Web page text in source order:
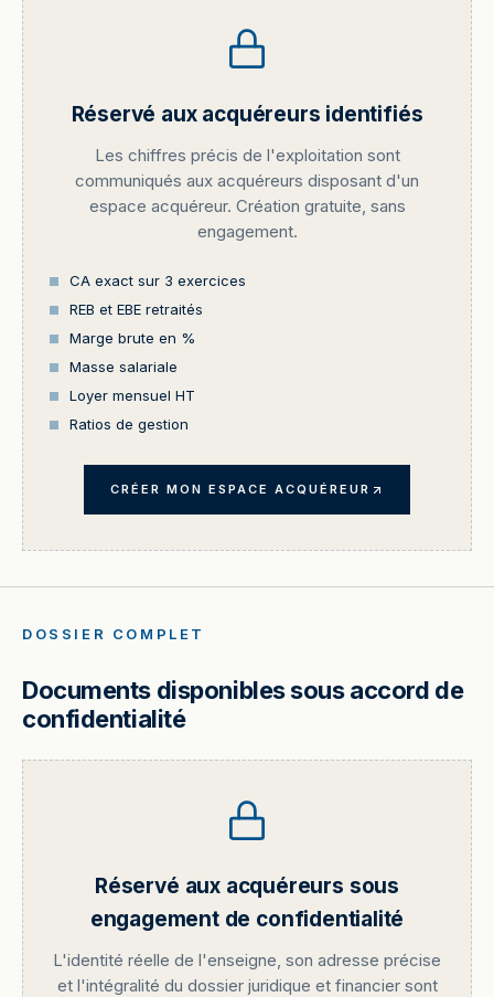
Réservé aux acquéreurs identifiés
Les chiffres précis de l'exploitation sont
communiqués aux acquéreurs disposant d'un
espace acquéreur. Création gratuite, sans
engagement.
CA exact sur 3 exercices
REB et EBE retraités
Marge brute en %
Masse salariale
Loyer mensuel HT
Ratios de gestion
CRÉER MON ESPACE ACQUÉREUR
DOSSIER COMPLET
Documents disponibles sous accord de
confidentialité
Réservé aux acquéreurs sous
engagement de confidentialité
L'identité réelle de l'enseigne, son adresse précise
et l'intégralité du dossier juridique et financier sont